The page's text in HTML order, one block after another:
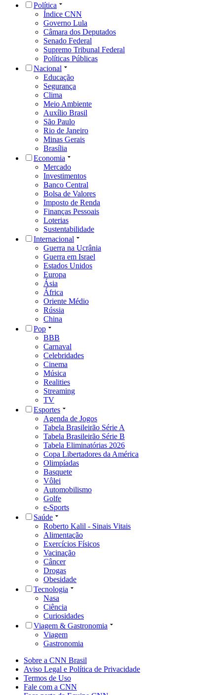
Política
Índice CNN
Governo Lula
Câmara dos Deputados
Senado Federal
Supremo Tribunal Federal
Políticas Públicas
Nacional
Educação
Segurança
Clima
Meio Ambiente
Auxílio Brasil
São Paulo
Rio de Janeiro
Minas Gerais
Brasília
Economia
Mercado
Investimentos
Banco Central
Bolsa de Valores
Imposto de Renda
Finanças Pessoais
Loterias
Sustentabilidade
Internacional
Guerra na Ucrânia
Guerra em Israel
Estados Unidos
Europa
Ásia
África
Oriente Médio
Rússia
China
Pop
BBB
Carnaval
Celebridades
Cinema
Música
Realities
Streaming
TV
Esportes
Agenda de Jogos
Tabela Brasileirão Série A
Tabela Brasileirão Série B
Tabela Eliminatórias 2026
Copa Libertadores da América
Olimpíadas
Basquete
Vôlei
Automobilismo
Golfe
e-Sports
Saúde
Roberto Kalil - Sinais Vitais
Alimentação
Exercícios Físicos
Vacinação
Câncer
Drogas
Obesidade
Tecnologia
Nasa
Ciência
Curiosidades
Viagem & Gastronomia
Viagem
Gastronomia
Sobre a CNN Brasil
Aviso Legal e Política de Privacidade
Termos de Uso
Fale com a CNN